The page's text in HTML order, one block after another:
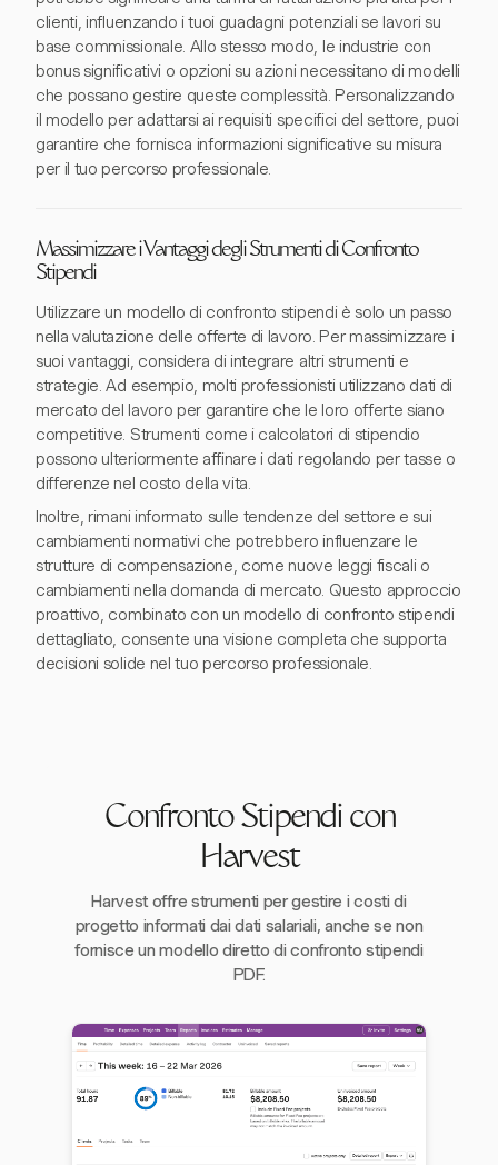
clienti, influenzando i tuoi guadagni potenziali se lavori su
base commissionale. Allo stesso modo, le industrie con
bonus significativi o opzioni su azioni necessitano di modelli
che possano gestire queste complessità. Personalizzando
il modello per adattarsi ai requisiti specifici del settore, puoi
garantire che fornisca informazioni significative su misura
per il tuo percorso professionale.
Massimizzare i Vantaggi degli Strumenti di Confronto
Stipendi
Utilizzare un modello di confronto stipendi è solo un passo
nella valutazione delle offerte di lavoro. Per massimizzare i
suoi vantaggi, considera di integrare altri strumenti e
strategie. Ad esempio, molti professionisti utilizzano dati di
mercato del lavoro per garantire che le loro offerte siano
competitive. Strumenti come i calcolatori di stipendio
possono ulteriormente affinare i dati regolando per tasse o
differenze nel costo della vita.
Inoltre, rimani informato sulle tendenze del settore e sui
cambiamenti normativi che potrebbero influenzare le
strutture di compensazione, come nuove leggi fiscali o
cambiamenti nella domanda di mercato. Questo approccio
proattivo, combinato con un modello di confronto stipendi
dettagliato, consente una visione completa che supporta
decisioni solide nel tuo percorso professionale.
Confronto Stipendi con
Harvest
Harvest offre strumenti per gestire i costi di
progetto informati dai dati salariali, anche se non
fornisce un modello diretto di confronto stipendi
PDF.